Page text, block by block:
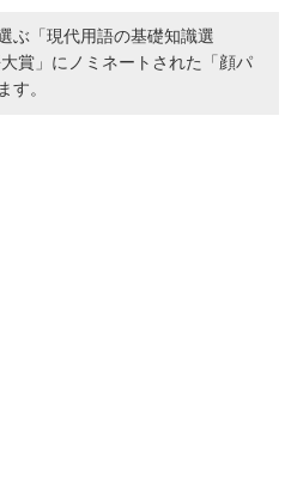
ぶ「現代用語の基礎知識選
賞」にノミネートされた「顔パ
す。